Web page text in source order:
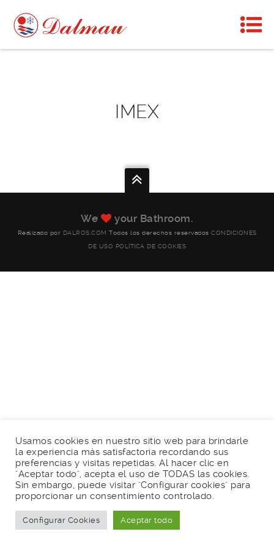
IMEX
We your Bathroom.
Realizado por DALROS.COM Todos los derechos reservados CONDICIONES
DE USO POLÍTICA DE COOKIES
Usamos cookies en nuestro sitio web para brindarle
la experiencia más satisfactoria recordando sus
preferencias y visitas repetidas. Al hacer clic en
"Aceptar todo", acepta el uso de TODAS las cookies.
Sin embargo, puede visitar "Configurar cookies" para
proporcionar un consentimiento controlado.
Configurar Cookies Aceptar todo